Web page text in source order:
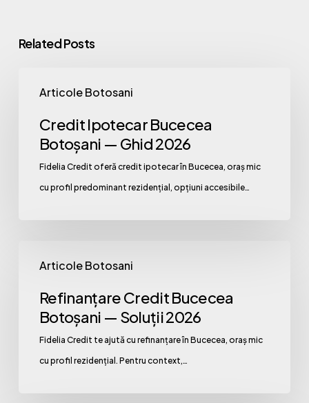
Related Posts
Articole Botosani
Ipotecar
Bucecea
Botoșani
Credit Ipotecar Bucecea
Botoșani — Ghid 2026
Fidelia Credit oferă credit ipotecar în Bucecea, oraș mic
cu profil predominant rezidențial, opțiuni accesibile…
Articole Botosani
Credit
Bucecea
Botoșani
Refinanțare Credit Bucecea
Botoșani — Soluții 2026
Fidelia Credit te ajută cu refinanțare în Bucecea, oraș mic
cu profil rezidențial. Pentru context,…